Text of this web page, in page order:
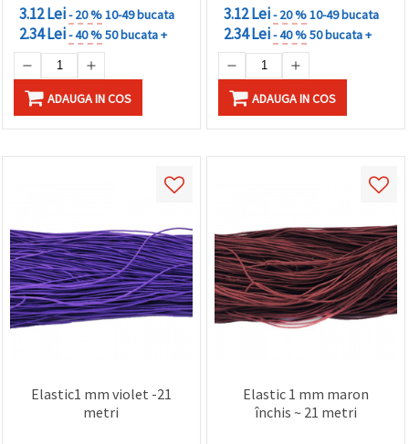
3.12 Lei- 20 %10-49 bucata
2.34 Lei- 40 %50 bucata +
ADAUGA IN COS
3.12 Lei- 20 %10-49 bucata
2.34 Lei- 40 %50 bucata +
ADAUGA IN COS
Elastic1 mm violet -21
metri
Elastic 1 mm maron
închis ~ 21 metri